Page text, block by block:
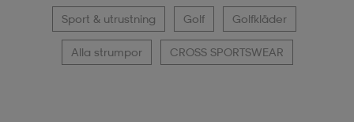
Sport & utrustning Golf Golfkläder
Alla strumpor CROSS SPORTSWEAR